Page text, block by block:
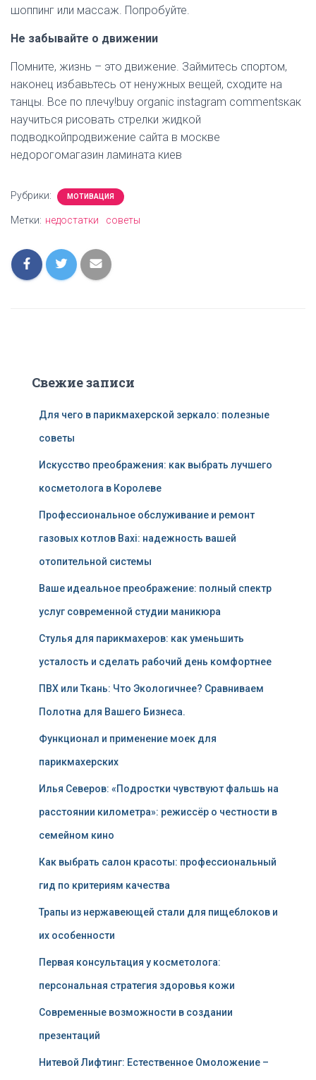
шоппинг или массаж. Попробуйте.
Не забывайте о движении
Помните, жизнь – это движение. Займитесь спортом,
наконец избавьтесь от ненужных вещей, сходите на
танцы. Все по плечу!buy organic instagram commentsкак
научиться рисовать стрелки жидкой
подводкойпродвижение сайта в москве
недорогомагазин ламината киев
Рубрики: МОТИВАЦИЯ
Метки: недостатки советы
Свежие записи
Для чего в парикмахерской зеркало: полезные
советы
Искусство преображения: как выбрать лучшего
косметолога в Королеве
Профессиональное обслуживание и ремонт
газовых котлов Baxi: надежность вашей
отопительной системы
Ваше идеальное преображение: полный спектр
услуг современной студии маникюра
Стулья для парикмахеров: как уменьшить
усталость и сделать рабочий день комфортнее
ПВХ или Ткань: Что Экологичнее? Сравниваем
Полотна для Вашего Бизнеса.
Функционал и применение моек для
парикмахерских
Илья Северов: «Подростки чувствуют фальшь на
расстоянии километра»: режиссёр о честности в
семейном кино
Как выбрать салон красоты: профессиональный
гид по критериям качества
Трапы из нержавеющей стали для пищеблоков и
их особенности
Первая консультация у косметолога:
персональная стратегия здоровья кожи
Современные возможности в создании
презентаций
Нитевой Лифтинг: Естественное Омоложение –